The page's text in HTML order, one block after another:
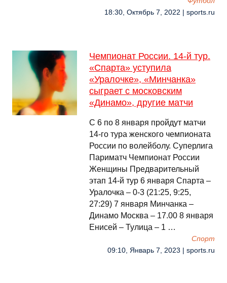
18:30, Октябрь 7, 2022 | sports.ru
Чемпионат России. 14-й тур.
«Спарта» уступила
«Уралочке», «Минчанка»
сыграет с московским
«Динамо», другие матчи
C 6 по 8 января пройдут матчи
14-го тура женского чемпионата
России по волейболу. Суперлига
Париматч Чемпионат России
Женщины Предварительный
этап 14-й тур 6 января Спарта –
Уралочка – 0-3 (21:25, 9:25,
27:29) 7 января Минчанка –
Динамо Москва – 17.00 8 января
Енисей – Тулица – 1 …
Спорт
09:10, Январь 7, 2023 | sports.ru